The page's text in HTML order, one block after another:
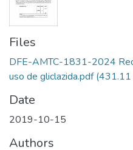
Files
DFE-AMTC-1831-2024
uso de gliclazida.pdf(431.11
Date
2019-10-15
Authors